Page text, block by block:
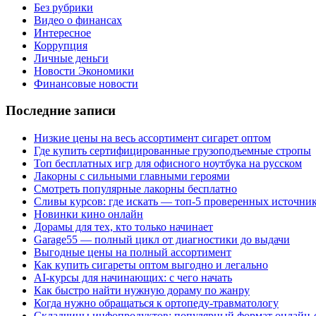
Без рубрики
Видео о финансах
Интересное
Коррупция
Личные деньги
Новости Экономики
Финансовые новости
Последние записи
Низкие цены на весь ассортимент сигарет оптом
Где купить сертифицированные грузоподъемные стропы
Топ бесплатных игр для офисного ноутбука на русском
Лакорны с сильными главными героями
Смотреть популярные лакорны бесплатно
Сливы курсов: где искать — топ-5 проверенных
Новинки кино онлайн
Дорамы для тех, кто только начинает
Garage55 — полный цикл от диагностики до выдачи
Выгодные цены на полный ассортимент
Как купить сигареты оптом выгодно и легально
AI-курсы для начинающих: с чего начать
Как быстро найти нужную дораму по жанру
Когда нужно обращаться к ортопеду-травматологу